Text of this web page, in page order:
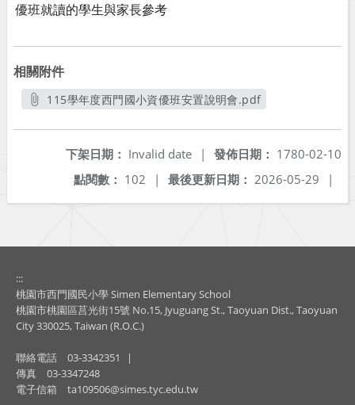
優班就讀的學生與家長參考
相關附件
115學年度西門國小資優班安置說明會.pdf
發佈日期： 1780-02-10
下架日期： Invalid date
|
最後更新日期： 2026-05-29 |
點閱數： 102 |
:::
桃園市西門國民小學 Simen Elementary School
桃園市桃園區莒光街15號 No.15, Jyuguang St., Taoyuan Dist., Taoyuan
City 330025, Taiwan (R.O.C.)
聯絡電話 03-3342351
|
傳真
03-3347248
電子信箱
ta109506@simes.tyc.edu.tw